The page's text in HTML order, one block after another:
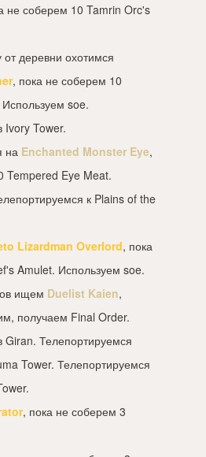
не соберем 10 Tamrin Orc's
от деревни охотимся
, пока не соберем 10
soe.
Ivory Tower.
на Enchanted Monster Eye,
Tempered Eye Meat.
к Plains of the
Lizardman Overlord, пока
Amulet. Используем soe.
ищем Duelist Kaien,
получаем Final Order.
Giran. Телепортируемся
Tower. Телепортируемся
, пока не соберем 3